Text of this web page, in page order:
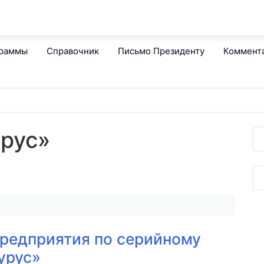
Справочник Письмо Президенту
по серийному